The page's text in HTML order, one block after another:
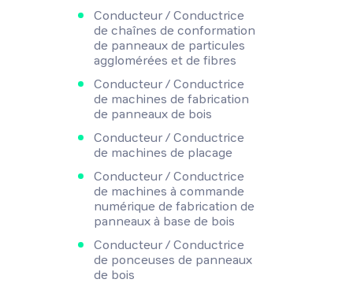
Conducteur / Conductrice
de chaînes de conformation
de panneaux de particules
agglomérées et de fibres
Conducteur / Conductrice
de machines de fabrication
de panneaux de bois
Conducteur / Conductrice
de machines de placage
Conducteur / Conductrice
de machines à commande
numérique de fabrication de
panneaux à base de bois
Conducteur / Conductrice
de ponceuses de panneaux
de bois